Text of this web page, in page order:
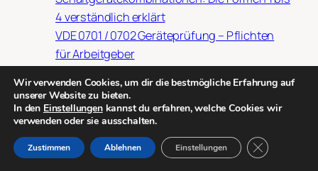
4 verständlich erklärt
VDE 0701 / 0702 Geräteprüfung – Pflichten
für Arbeitgeber
es ihn wirklich?
EMV-gerechte Leitungsverlegung in der
Elektroinstallation
Schadensanalyse elektrischer Komponenten
Wir verwenden Cookies, um dir die bestmögliche Erfahrung auf
unserer Website zu bieten.
In den Einstellungenkannst du erfahren, welche Cookies wir
verwenden oder sie ausschalten.
Zustimmen Ablehnen Einstellungen GDPR